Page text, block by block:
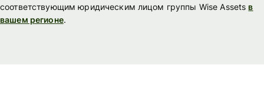
соответствующим юридическим лицом группы Wise Assets в
вашем регионе.